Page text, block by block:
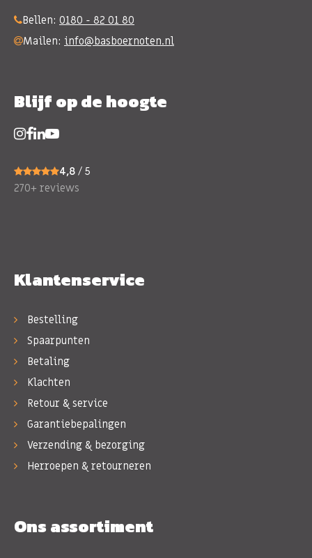
Bellen: 0180 - 82 01 80
Mailen: info@basboernoten.nl
Blijf op de hoogte
4,8 / 5
270+ reviews
Klantenservice
Bestelling
Spaarpunten
Betaling
Klachten
Retour & service
Garantiebepalingen
Verzending & bezorging
Herroepen & retourneren
Ons assortiment